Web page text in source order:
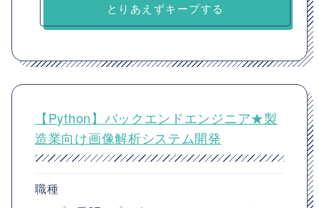
とりあえずキープする
【Python】バックエンドエンジニア★製
造業向け画像解析システム開発
職種